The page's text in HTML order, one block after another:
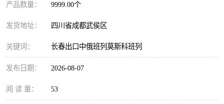
产品数量： 9999.00个
发货地址： 四川省成都武侯区
关键词： 长春出口中俄班列莫斯科班列
发布日期： 2026-08-07
阅 读 量： 53